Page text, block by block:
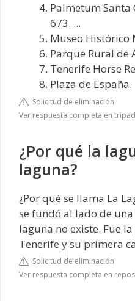
Palmetum Santa
673. ...
Museo Histórico
Parque Rural de
Tenerife Horse
Plaza de España.
Solicitud de eliminación
Ver respuesta completa en
¿Por qué la
laguna?
¿Por qué se llama La
se fundó al lado de
laguna no existe. Fue
Tenerife y su primera
Solicitud de eliminación
Ver respuesta completa en